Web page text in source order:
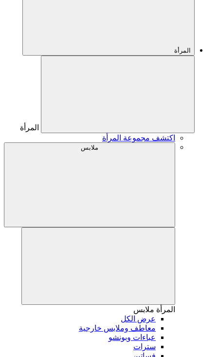
المرأة
المرأة
اكتشف مجموعة المرأة
ملابس
المرأة ملابس
عرض الكل
معاطف وملابس خارجية
عباءات وبونشو
سترات